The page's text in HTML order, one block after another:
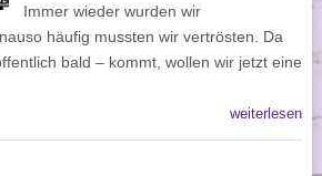
Immer wieder wurden wir
häufig mussten wir vertrösten. Da
bald – kommt, wollen wir jetzt eine
weiterlesen